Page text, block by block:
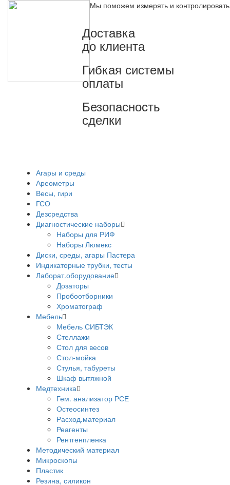
Мы поможем измерять и
Доставка
до клиента
Гибкая системы
оплаты
Безопасность
сделки
Агары и среды
Ареометры
Весы, гири
ГСО
Дезсредства
Диагностические наборы
Наборы для РИФ
Наборы Люмекс
Диски, среды, агары Пастера
Индикаторные трубки, тесты
Лаборат.оборудование
Дозаторы
Пробоотборники
Хроматограф
Мебель
Мебель СИБТЭК
Стеллажи
Стол для весов
Стол-мойка
Стулья, табуреты
Шкаф вытяжной
Медтехника
Гем. анализатор РСЕ
Остеосинтез
Расход.материал
Реагенты
Рентгенпленка
Методический материал
Микроскопы
Пластик
Резина, силикон